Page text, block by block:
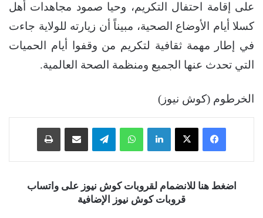
على إقامة احتفال التكريم، وحيا صمود مجاهدات أهل
كسلا أيام الأوضاع الصحية، مبيناً أن زيارته للولاية جاءت
في إطار مهمة ثقافية لتكريم من وقفوا أيام الحميات
التي تحدث عنها الجميع ومنظمة الصحة العالمية.
الخرطوم (كوش نيوز)
فيسبوك ‫X لينكدإن واتساب تيلقرام
اضغط هنا للانضمام لقروبات كوش نيوز على واتساب
قروبات كوش نيوز الإضافية